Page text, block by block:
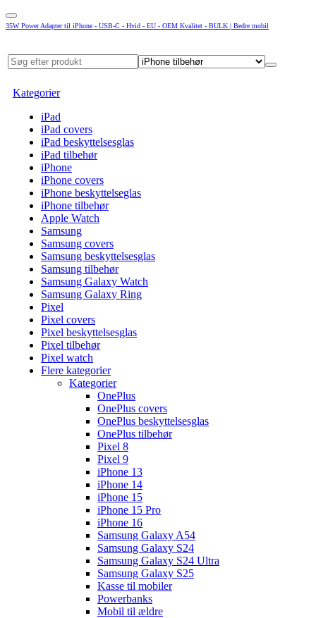
35W Power Adapter til iPhone - USB-C - Hvid - EU - OEM Kvalitet - BULK | Bedre mobil
Kategorier
iPad
iPad covers
iPad beskyttelsesglas
iPad tilbehør
iPhone
iPhone covers
iPhone beskyttelseglas
iPhone tilbehør
Apple Watch
Samsung
Samsung covers
Samsung beskyttelsesglas
Samsung tilbehør
Samsung Galaxy Watch
Samsung Galaxy Ring
Pixel
Pixel covers
Pixel beskyttelsesglas
Pixel tilbehør
Pixel watch
Flere kategorier
Kategorier
OnePlus
OnePlus covers
OnePlus beskyttelsesglas
OnePlus tilbehør
Pixel 8
Pixel 9
iPhone 13
iPhone 14
iPhone 15
iPhone 15 Pro
iPhone 16
Samsung Galaxy A54
Samsung Galaxy S24
Samsung Galaxy S24 Ultra
Samsung Galaxy S25
Kasse til mobiler
Powerbanks
Mobil til ældre